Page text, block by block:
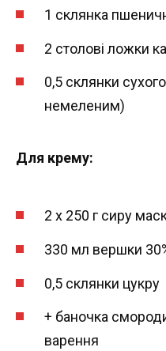
1 склянка
2 столові ложки
0,5 склянки
немеленим)
Для крему:
2 х 250 г сиру
330 мл вершки
0,5 склянки цукру
+ баночка
варення